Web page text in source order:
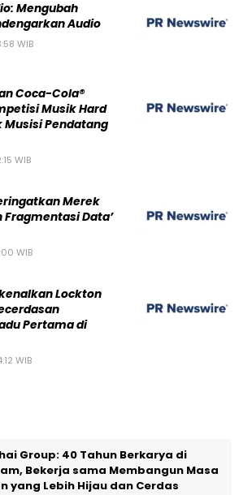
Mengubah
Audio
WIB
Coca-Cola®
Musik Hard
Musisi Pendatang
WIB
Merek
Data’
WIB
Lockton
Pertama di
WIB
Group: 40 Tahun Berkarya di
Bekerja sama Membangun Masa
yang Lebih Hijau dan Cerdas